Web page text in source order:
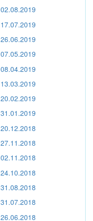
02.08.2019
17.07.2019
26.06.2019
07.05.2019
08.04.2019
13.03.2019
20.02.2019
31.01.2019
20.12.2018
27.11.2018
02.11.2018
24.10.2018
31.08.2018
31.07.2018
26.06.2018